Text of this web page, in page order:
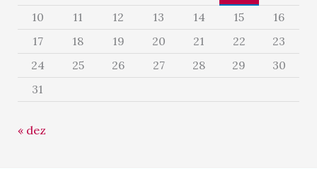
10
11 12 13 14 15
16
17
18 19 20 21 22
23
24
25 26 27 28 29
30
31
« dez